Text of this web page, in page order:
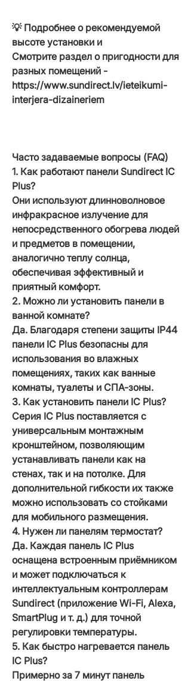
💡 Подробнее о рекомендуемой
высоте установки и
Смотрите раздел о пригодности для
разных помещений -
https://www.sundirect.lv/ieteikumi-
interjera-dizaineriem
Часто задаваемые вопросы (FAQ)
1. Как работают панели Sundirect IC
Plus?
Они используют длинноволновое
инфракрасное излучение для
непосредственного обогрева людей
и предметов в помещении,
аналогично теплу солнца,
обеспечивая эффективный и
приятный комфорт.
2. Можно ли установить панели в
ванной комнате?
Да. Благодаря степени защиты IP44
панели IC Plus безопасны для
использования во влажных
помещениях, таких как ванные
комнаты, туалеты и СПА-зоны.
3. Как установить панели IC Plus?
Серия IC Plus поставляется с
универсальным монтажным
кронштейном, позволяющим
устанавливать панели как на
стенах, так и на потолке. Для
дополнительной гибкости их также
можно использовать со стойками
для мобильного размещения.
4. Нужен ли панелям термостат?
Да. Каждая панель IC Plus
оснащена встроенным приёмником
и может подключаться к
интеллектуальным контроллерам
Sundirect (приложение Wi-Fi, Alexa,
SmartPlug и т. д.) для точной
регулировки температуры.
5. Как быстро нагревается панель
IC Plus?
Примерно за 7 минут панель